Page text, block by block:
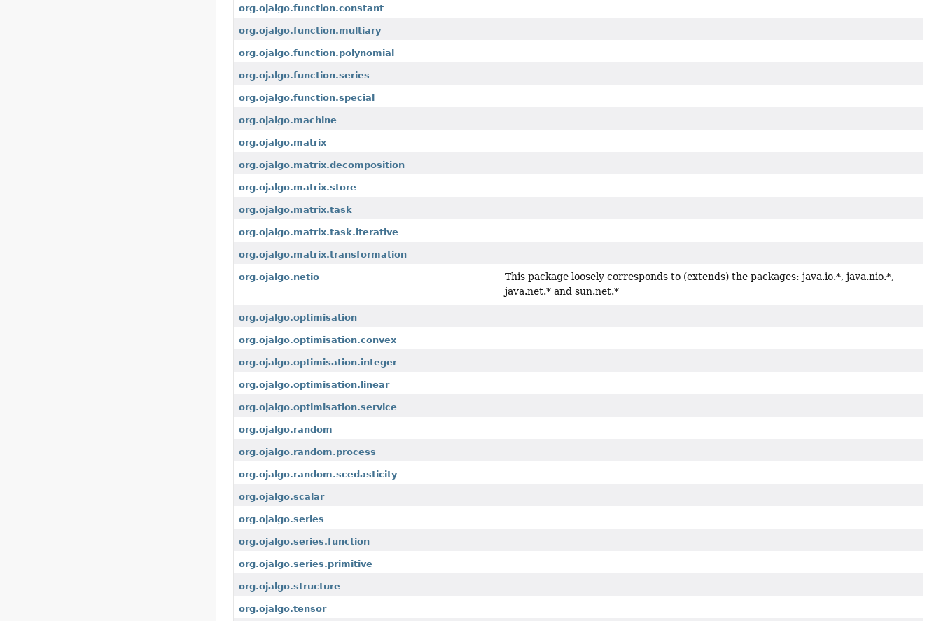
org.ojalgo.function.constant
org.ojalgo.function.multiary
org.ojalgo.function.polynomial
org.ojalgo.function.series
org.ojalgo.function.special
org.ojalgo.machine
org.ojalgo.matrix
org.ojalgo.matrix.decomposition
org.ojalgo.matrix.store
org.ojalgo.matrix.task
org.ojalgo.matrix.task.iterative
org.ojalgo.matrix.transformation
org.ojalgo.netio
This package loosely corresponds to (extends) the packages: java.io.*, java.nio.*,
java.net.* and sun.net.*
org.ojalgo.optimisation
org.ojalgo.optimisation.convex
org.ojalgo.optimisation.integer
org.ojalgo.optimisation.linear
org.ojalgo.optimisation.service
org.ojalgo.random
org.ojalgo.random.process
org.ojalgo.random.scedasticity
org.ojalgo.scalar
org.ojalgo.series
org.ojalgo.series.function
org.ojalgo.series.primitive
org.ojalgo.structure
org.ojalgo.tensor